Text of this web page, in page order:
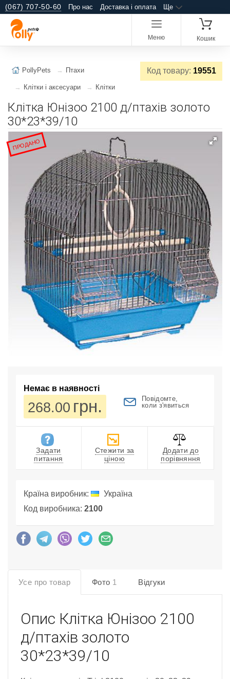
(067) 707-50-60 Про нас Доставка і оплата Ще
Меню Кошик
Код товару: 19551
PollyPets Птахи
Клітки і аксесуари Клітки
Клітка Юнізоо 2100 д/птахів золото
30*23*39/10
ПРОДАНО
Немає в наявності
268.00 грн.
Повідомте,
коли з'явиться
Задати
питання
Стежити за
ціною
Додати до
порівняння
Країна виробник:
Україна
Код виробника: 2100
Усе про товар Фото 1 Відгуки
Опис Клітка Юнізоо 2100
д/птахів золото
30*23*39/10